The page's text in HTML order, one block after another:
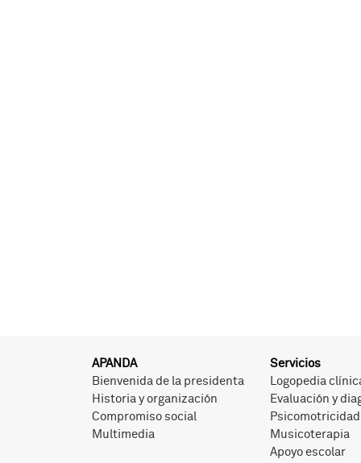
APANDA
Bienvenida de la presidenta
Historia y organización
Compromiso social
Multimedia
Servicios
Logopedia
Evaluación y
Psicomotricidad
Musicoterapia
Apoyo escolar